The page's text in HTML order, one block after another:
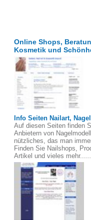
Online Shops,
Kosmetik und
Info Seiten Nailart,
Auf diesen Seiten finden
Anbietern von
nützliches, das man
Finden Sie Nailshops,
Artikel und vieles mehr......